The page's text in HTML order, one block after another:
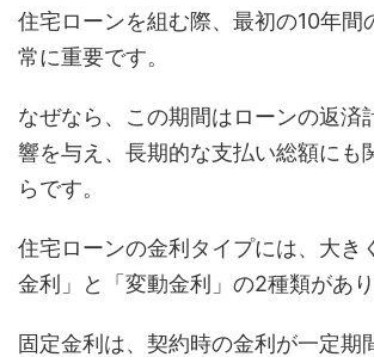
住宅ローンを組む際、最初の10年間
常に重要です。
なぜなら、この期間はローンの返済
響を与え、長期的な支払い総額にも
らです。
住宅ローンの金利タイプには、大き
金利」と「変動金利」の2種類があり
固定金利は、契約時の金利が一定期